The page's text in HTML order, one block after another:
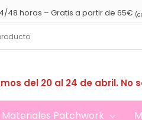
48 horas – Gratis a partir de 65€
del 20 al 24 de abril.
Materiales Patchwork